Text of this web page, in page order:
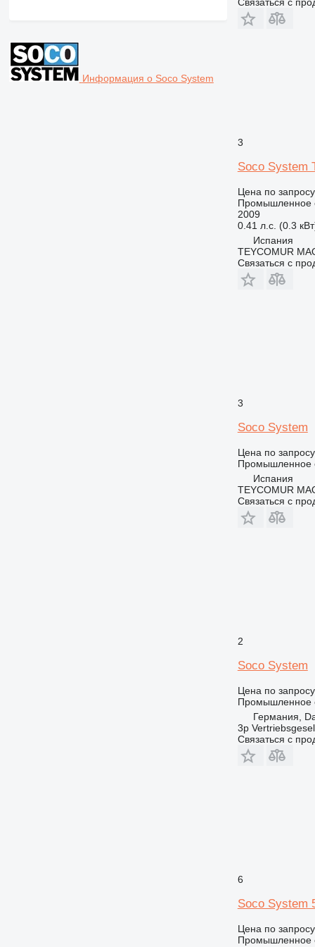
Информация о Soco System
3
Soco System
Цена по запросу
Промышленное
2009
0.41 л.с. (0.3
Испания
TEYCOMUR
Связаться с
3
Soco System
Цена по запросу
Промышленное
Испания
TEYCOMUR
Связаться с
2
Soco System
Цена по запросу
Промышленное
Германия,
3p
Связаться с
6
Soco System
Цена по запросу
Промышленное